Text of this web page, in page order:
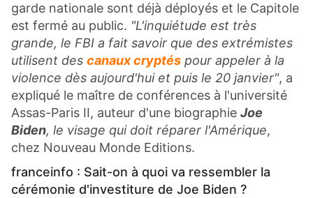
garde nationale sont déjà déployés et le Capitole
est fermé au public. "L'inquiétude est très
grande, le FBI a fait savoir que des extrémistes
utilisent des canaux cryptés pour appeler à la
violence dès aujourd'hui et puis le 20 janvier", a
expliqué le maître de conférences à l'université
Assas-Paris II, auteur d'une biographie Joe
Biden, le visage qui doit réparer l'Amérique,
chez Nouveau Monde Editions.
franceinfo : Sait-on à quoi va ressembler la
cérémonie d'investiture de Joe Biden ?